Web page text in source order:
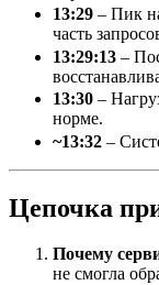
13:29 – Пик
часть
13:29:13 –
13:30 –
норме.
~13:32 –
Цепочка
Почему
не смогла